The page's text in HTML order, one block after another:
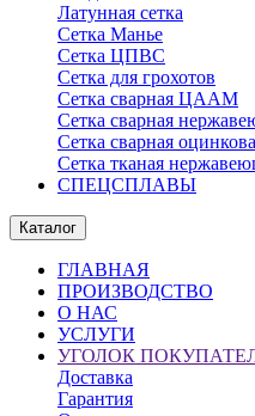
Латунная сетка
Сетка Манье
Сетка ЦПВС
Сетка для грохотов
Сетка сварная ЦААМ
Сетка сварная
Сетка сварная
Сетка тканая
СПЕЦСПЛАВЫ
Каталог
ГЛАВНАЯ
ПРОИЗВОДСТВО
О НАС
УСЛУГИ
УГОЛОК
Доставка
Гарантия